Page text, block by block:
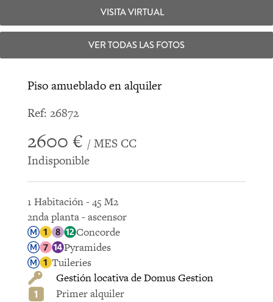
VISITA VIRTUAL
VER TODAS LAS FOTOS
Piso amueblado en alquiler
Ref: 26872
2600 € / MES CC
Indisponible
1 Habitación - 45 M2
2nda planta - ascensor
Concorde
Pyramides
Tuileries
Gestión locativa de Domus Gestion
Primer alquiler